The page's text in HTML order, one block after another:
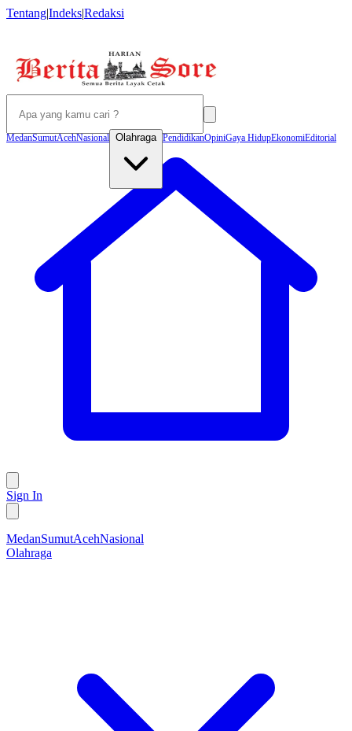
Tentang|Indeks|Redaksi
MedanSumutAcehNasional Olahraga PendidikanOpiniGaya HidupEkonomiEditorial
Sign In
MedanSumutAcehNasional
Olahraga